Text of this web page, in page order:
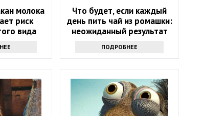
молока
риск
вида
Что будет, если каждый
день пить чай из ромашки:
неожиданный результат
ПОДРОБНЕЕ